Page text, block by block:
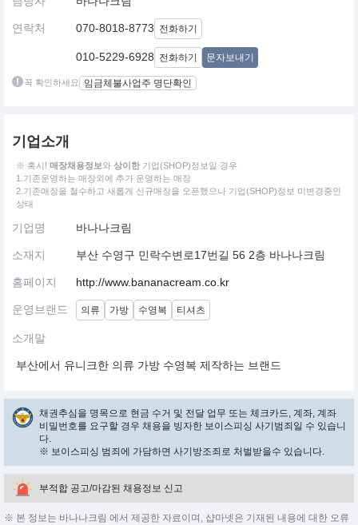
연락처 070-8018-8773 전화하기
010-5229-6928 전화하기 문자보내기
꼭 확인하세요 임금체불사업주 명단확인
기업소개
※ 혹시! 매장채용정보와 상이한 기업(SHOP)정보일 경우
1.기존운영하는 매장외에 추가 운영하는 매장
2.기존매장을 철수하고 새롭게 신규매장을 오픈했으나 기업(SHOP)정보 미변경중인
상태
기업명 바나나크림
소재지 부산 수영구 민락수변로17번길 56 2층 바나나크림
홈페이지 http://www.bananacream.co.kr
운영브랜드 의류 가방 수영복 티셔츠
소개말
부산에서 유니크한 의류 가방 수영복 제작하는 브랜드
채권추심을 명목으로 현금 수거 및 전달 업무 또는 체크카드, 계좌, 계좌
비밀번호를 요구할 경우 채용을 빙자한 보이스피싱 사기범죄일 수 있습니
다.
※ 보이스피싱 범죄에 가담하면 사기방조죄로 처벌받을수 있습니다.
부적합 공고/마감된 채용정보 신고
※ 본 정보는 바나나크림 에서 제공한 자료이며, 샵마넷은 기재된 내용에 대한 오류